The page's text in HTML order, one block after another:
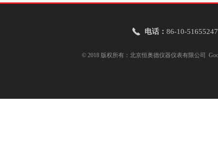
电话： 86-10-51655247
© 2018 版权所有：北京恒奥德仪器仪表有限公司